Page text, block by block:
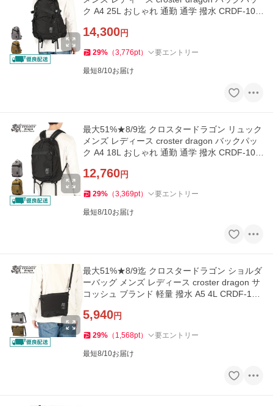
ク A4 25L おしゃれ 通勤 通学 撥水 CRDF-100
14,300円
29% （3,776pt） 要エントリー
最短8/10お届け
最大51%★8/9迄 クロスタードラゴン リュック
メンズ レディース croster dragon バックパッ
ク A4 18L おしゃれ 通勤 通学 撥水 CRDF-100
12,760円
29% （3,369pt） 要エントリー
最短8/10お届け
最大51%★8/9迄 クロスタードラゴン ショルダ
ーバッグ メンズ レディース croster dragon サ
コッシュ ブランド 軽量 撥水 A5 4L CRDF-100
5,940円
29% （ 1,568pt） 要エントリー
最短8/10お届け